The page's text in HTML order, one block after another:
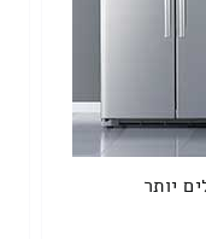
יותר